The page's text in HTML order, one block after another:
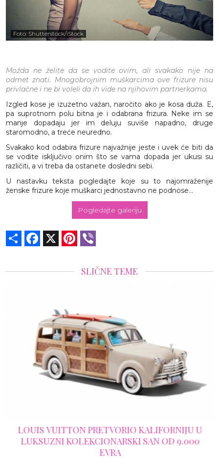
Foto: Shutterstock/iStock
Možda ne želite da se vodite ovim, ali svakako nije na
odmet znati. Mnogobrojnim muškarcima ove frizure nisu
privlačne i ne bi voleli da ih vide na njihovim partnerkama.
Izgled kose je izuzetno važan, naročito ako je kosa duža. E,
pa suprotnom polu bitna je i odabrana frizura. Neke im se
manje dopadaju jer im deluju suviše napadno, druge
staromodno, a treće neuredno.
Svakako kod odabira frizure najvažnije jeste i uvek će biti da
se vodite isključivo onim što se vama dopada jer ukusi su
različiti, a vi treba da ostanete dosledni sebi.
U nastavku teksta pogledajte koje su to najomraženije
ženske frizure koje muškarci jednostavno ne podnose...
Pogledajte galeriju
Share Facebook Pinterest
SLIČNE TEME
LOUIS VUITTON PRETVORIO KALIFORNIJU U
LUKSUZNI KOLEKCIONARSKI SAN OD 9.000
EVRA